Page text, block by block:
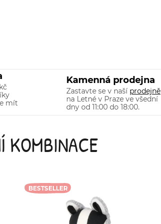
mít
Kamenná prodejna
Zastavte se v naší prodejně
na Letné v Praze ve všední
dny od 11:00 do 18:00.
KOMBINACE
BESTSELLER